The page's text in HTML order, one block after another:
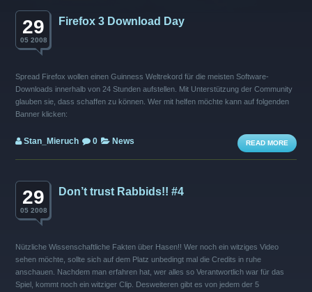
29
05 2008
Firefox 3 Download Day
Spread Firefox wollen einen Guinness Weltrekord für die meisten Software-
Downloads innerhalb von 24 Stunden aufstellen. Mit Unterstützung der Community
glauben sie, dass schaffen zu können. Wer mit helfen möchte kann auf folgenden
Banner klicken:
Stan_Mieruch 0 News READ MORE
29
05 2008
Don’t trust Rabbids!! #4
Nützliche Wissenschaftliche Fakten über Hasen!! Wer noch ein witziges Video
sehen möchte, sollte sich auf dem Platz unbedingt mal die Credits in ruhe
anschauen. Nachdem man erfahren hat, wer alles so Verantwortlich war für das
Spiel, kommt noch ein witziger Clip. Desweiteren gibt es von jedem der 5